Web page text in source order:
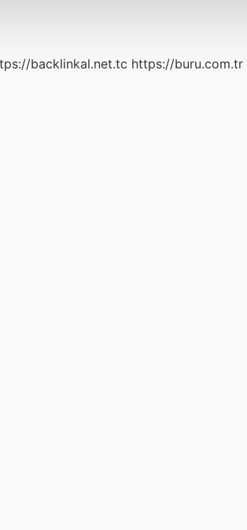
backlinkal.net.tc https://buru.com.tr